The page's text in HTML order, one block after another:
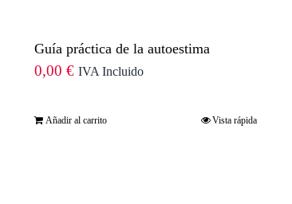
Guía práctica de la autoestima
0,00 € IVA Incluido
Añadir al carrito Vista rápida